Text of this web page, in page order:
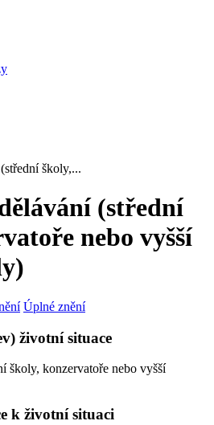
školy,...
(střední
nebo vyšší
Úplné znění
životní situace
školy, konzervatoře nebo vyšší
k životní situaci